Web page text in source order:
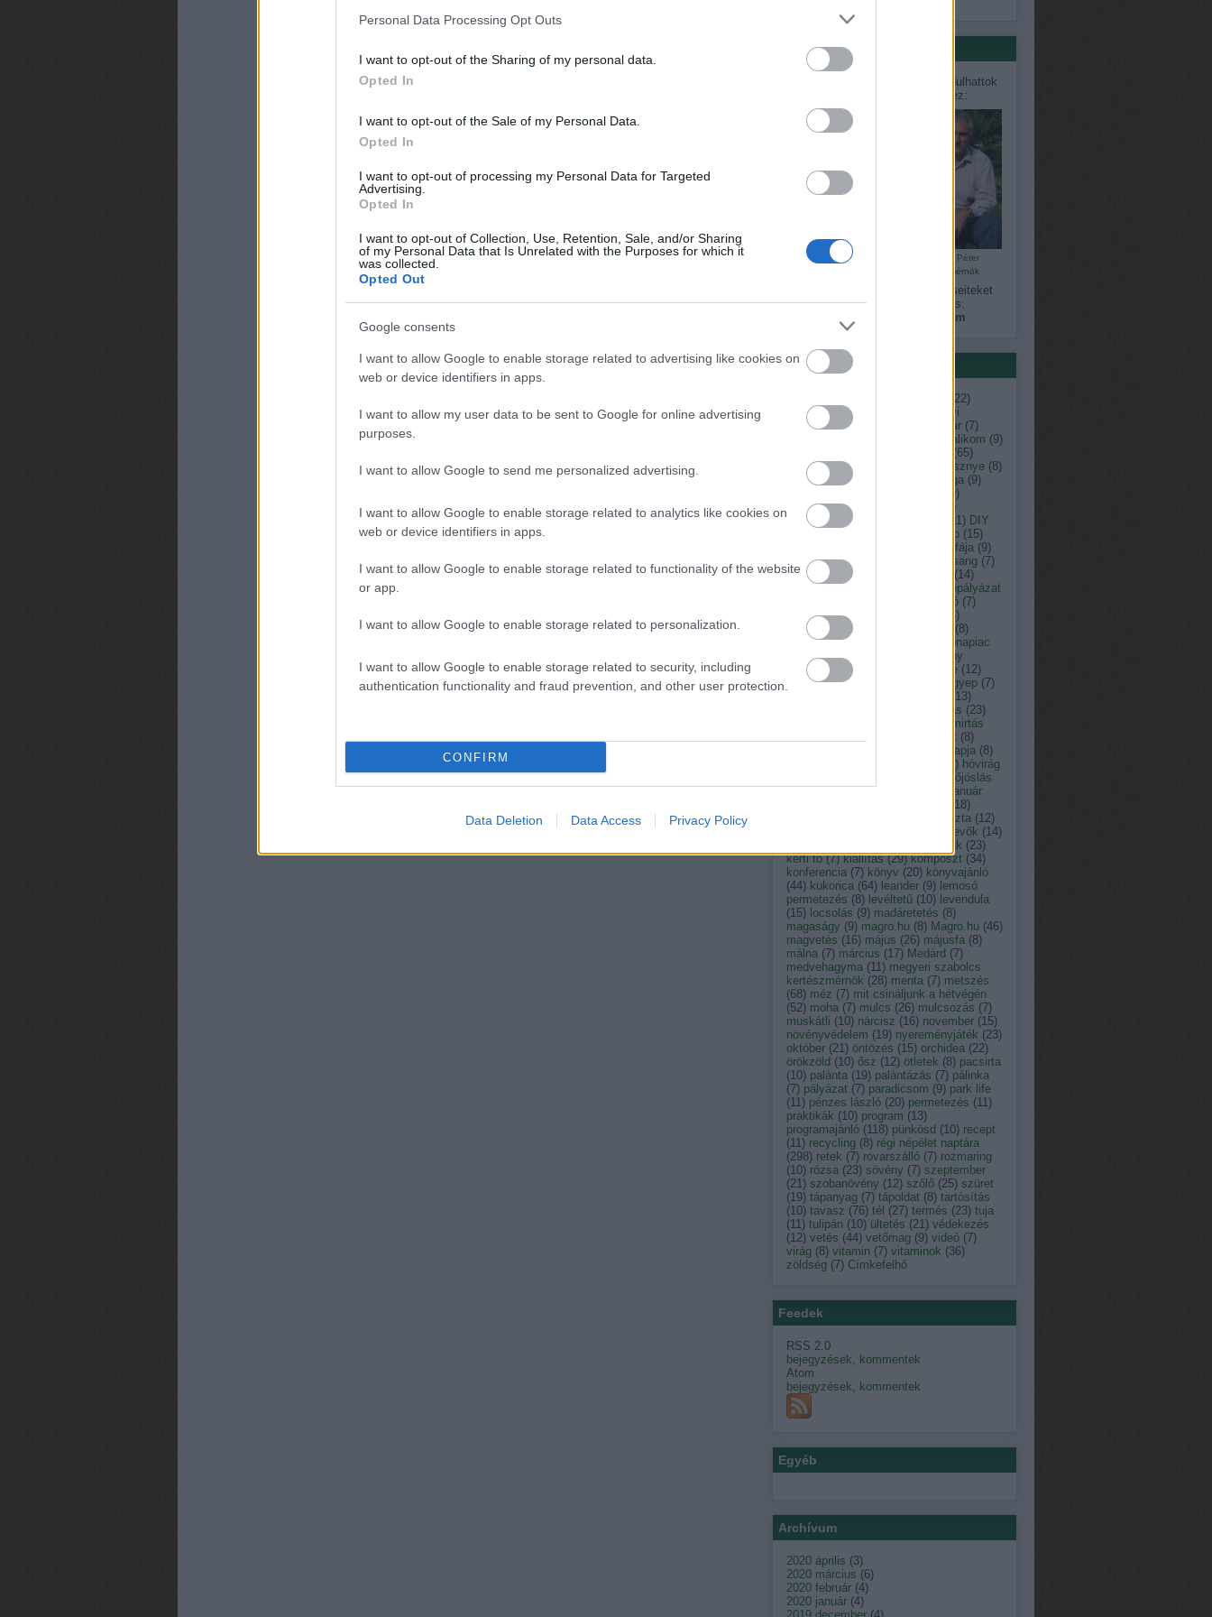
Personal Data Processing Opt Outs
I want to opt-out of the Sharing of my personal data.
Opted In
I want to opt-out of the Sale of my Personal Data.
Opted In
I want to opt-out of processing my Personal Data for Targeted
Advertising.
Opted In
I want to opt-out of Collection, Use, Retention, Sale, and/or Sharing
of my Personal Data that Is Unrelated with the Purposes for which it
was collected.
Opted Out
Google consents
I want to allow Google to enable storage related to advertising like cookies on
web or device identifiers in apps.
I want to allow my user data to be sent to Google for online advertising
purposes.
I want to allow Google to send me personalized advertising.
I want to allow Google to enable storage related to analytics like cookies on
web or device identifiers in apps.
I want to allow Google to enable storage related to functionality of the website
or app.
I want to allow Google to enable storage related to personalization.
I want to allow Google to enable storage related to security, including
authentication functionality and fraud prevention, and other user protection.
CONFIRM
Data Deletion Data Access Privacy Policy
Szakértőink
Kérdésekkel, problémákkal fordulhattok
közvetlenül szakértőinkhez:
Bálint Károly
Czauner Péter
kertészmérnök
Vagy észrevételeiteket, kérdéseiteket
megoszthatjátok velünk is:
kapanyelinfo@gmail.com
Címkék
22)
aratás
(13 arborétum
ásványi
anyagok
33) avar (7)
bazsalikom (9)
(65)
citromfű
) citrusfélék cseresznye (8)
cseresznyefa
csiga (9)
19)
czauner péter
)
december
15 21) DIY
dologtiltó nap (15)
év fája (9)
fagy (11) fagyosszentek farsang (7)
faültetés
február (14)
fitofriday (7)
fotópályázat
fűnyíró (7)
fűszerkert (10 36)
fűszernövények
(8)
Füvészkert
gabonapiac
Gardenexpo
gazdasszony
tanácsai
gépek gesztenye (12)
gomba (8) gombabetegség gyep (7)
13)
gyógyhatás (23)
gyomirtás
hagymások (8)
halottak napja (8)
) hóvirág
időjóslás
(7) immunerősítő
január
18)
káposzta (12)
kártevők (14)
kerti munkák (23)
kerti tó (7) kiállítás (29) komposzt (34)
konferencia (7) könyv (20) könyvajánló
(44) kukorica (64) leander (9) lemosó
permetezés (8) levéltetű (10) levendula
(15) locsolás (9) madáretetés (8)
magaságy (9) magro.hu (8) Magro.hu (46)
magvetés (16) május (26) májusfa (8)
málna (7) március (17) Medárd (7)
medvehagyma (11) megyeri szabolcs
kertészmérnök (28) menta (7) metszés
(68) méz (7) mit csináljunk a hétvégén
(52) moha (7) mulcs (26) mulcsozás (7)
muskátli (10) nárcisz (16) november (15)
növényvédelem (19) nyereményjáték (23)
október (21) öntözés (15) orchidea (22)
örökzöld (10) ősz (12) ötletek (8) pacsirta
(10) palánta (19) palántázás (7) pálinka
(7) pályázat (7) paradicsom (9) park life
(11) pénzes lászló (20) permetezés (11)
praktikák (10) program (13)
programajánló (118) pünkösd (10) recept
(11) recycling (8) régi népélet naptára
(298) retek (7) rovarszálló (7) rozmaring
(10) rózsa (23) sövény (7) szeptember
(21) szobanövény (12) szőlő (25) szüret
(19) tápanyag (7) tápoldat (8) tartósítás
(10) tavasz (76) tél (27) termés (23) tuja
(11) tulipán (10) ültetés (21) védekezés
(12) vetés (44) vetőmag (9) videó (7)
virág (8) vitamin (7) vitaminok (36)
zöldség (7) Címkefelhő
Feedek
RSS 2.0
bejegyzések, kommentek
Atom
bejegyzések, kommentek
Egyéb
Archívum
2020 április (3)
2020 március (6)
2020 február (4)
2020 január (4)